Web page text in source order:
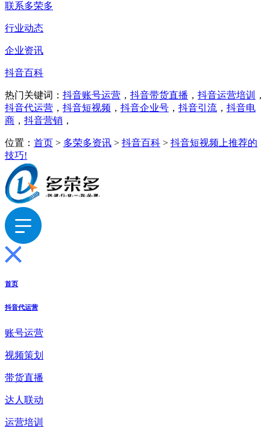
联系多荣多
行业动态
企业资讯
抖音百科
热门关键词： 抖音账号运营 ， 抖音带货直播 ， 抖音运营培训
，
抖音代运营 ， 抖音短视频 ， 抖音企业号 ， 抖音引流 ， 抖音电
商 ， 抖音营销 ，
位置： 首页 > 多荣多资讯 > 抖音百科 > 抖音短视频上推荐的
技巧!
首页
抖音代运营
账号运营
视频策划
带货直播
达人联动
运营培训